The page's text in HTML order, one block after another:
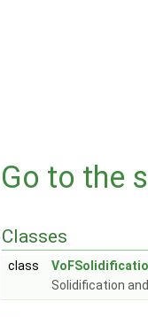
Go to the
Classes
class
Solidification